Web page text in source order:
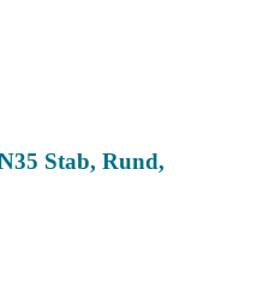
Stab, Rund,